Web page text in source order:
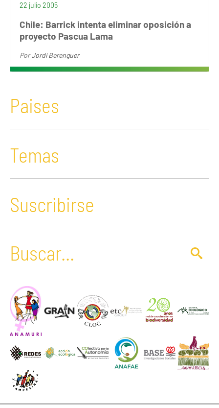
22 julio 2005
Chile: Barrick intenta eliminar oposición a
proyecto Pascua Lama
PorJordi Berenguer
Paises
Temas
Suscribirse